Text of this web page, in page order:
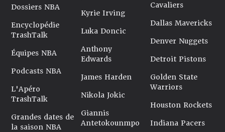
Dossiers NBA
Encyclopédie
TrashTalk
Équipes NBA
Podcasts NBA
L'Apéro
TrashTalk
Grandes dates de
la saison NBA
Kyrie Irving
Luka Doncic
Anthony
Edwards
James Harden
Nikola Jokic
Giannis
Antetokounmpo
Cavaliers
Dallas Mavericks
Denver Nuggets
Detroit Pistons
Golden State
Warriors
Houston Rockets
Indiana Pacers